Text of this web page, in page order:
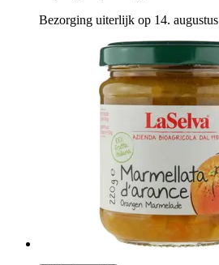
Bezorging uiterlijk op 14. augustus